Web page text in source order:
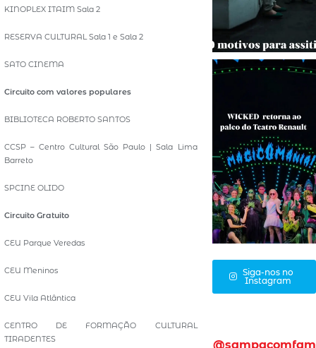
KINOPLEX ITAIM Sala 2
RESERVA CULTURAL Sala 1 e Sala 2
SATO CINEMA
Circuito com valores populares
BIBLIOTECA ROBERTO SANTOS
CCSP – Centro Cultural São Paulo | Sala Lima
Barreto
SPCINE OLIDO
Circuito Gratuito
CEU Parque Veredas
CEU Meninos
CEU Vila Atlântica
CENTRO DE FORMAÇÃO CULTURAL
TIRADENTES
Siga-nos no
Instagram
@sampacomfam